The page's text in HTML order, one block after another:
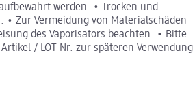
werden. • Trocken und
• Zur Vermeidung von Materialschäden
des Vaporisators beachten. • Bitte
LOT-Nr. zur späteren Verwendung